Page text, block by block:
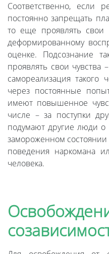
Соответственно, если
постоянно запрещать
то еще проявлять свои
деформированному
оценке. Подсознание
проявлять свои чувства
самореализация такого
через постоянные
имеют повышенное
числе – за поступки
подумают другие люди о
замороженном состоянии
поведения наркомана
человека.